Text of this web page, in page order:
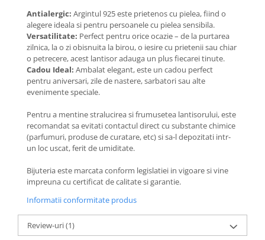
BRĂȚĂRI CU ȘNUR REGLABIL
Brățări din Aur cu șnur reglabil
Brățări din Argint cu șnur reglabil
BRĂȚĂRI CU PIETRE SEMIPREȚIOASE
Brățări din Aur cu pietre
semiprețioase
Brățări din Argint cu pietre
semiprețioase
Brățări elastice cu pietre
semiprețioase
BRĂȚĂRI DE PICIOR
Brățări de picior din Aur
Brățări de picior din Argint
COLIERE
Coliere cu mărgele colorate și
Argint
Antialergic: Argintul 925 este prietenos cu pielea, fiind o
alegere ideala si pentru persoanele cu pielea sensibila.
Versatilitate: Perfect pentru orice ocazie – de la purtarea
zilnica, la o zi obisnuita la birou, o iesire cu prietenii sau chiar
o petrecere, acest lantisor adauga un plus fiecarei tinute.
Cadou Ideal: Ambalat elegant, este un cadou perfect
pentru aniversari, zile de nastere, sarbatori sau alte
evenimente speciale.
Pentru a mentine stralucirea si frumusetea lantisorului, este
recomandat sa evitati contactul direct cu substante chimice
(parfumuri, produse de curatare, etc) si sa-l depozitati intr-
un loc uscat, ferit de umiditate.
Bijuteria este marcata conform legislatiei in vigoare si vine
impreuna cu certificat de calitate si garantie.
Informatii conformitate produs
Review-uri(1)